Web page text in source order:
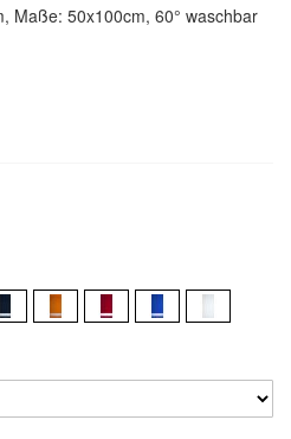
Maße: 50x100cm, 60° waschbar